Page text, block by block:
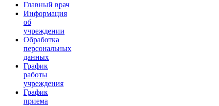
Главный врач
Информация
об
учреждении
Обработка
персональных
данных
График
работы
учреждения
График
приема